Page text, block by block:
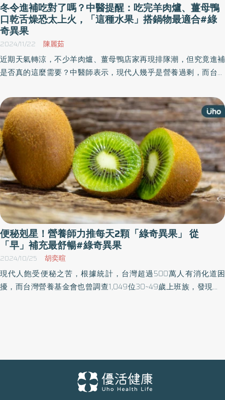
冬令進補吃對了嗎？中醫提醒：吃完羊肉爐、薑母鴨
口乾舌燥恐太上火，「這種水果」搭鍋物最適合#綠
奇異果
2024/11/22 陳麗茹
近期天氣轉涼，不少羊肉爐、薑母鴨店家再現排隊潮，但究竟進補
是否真的這麼需要？中醫師表示，現代人幾乎是營養過剩，而台灣
消化不良、便秘等「上火」症狀，吃補應適時搭配富含酵素的水果
來平衡腸胃道環境，才是比較好的保健觀念。 翰鳴堂中醫診所周宗
翰中醫師表示，近期氣候忽冷忽熱，最直接的影響就是消化液無法
有效分泌使消化系統作用變得緩慢，不少敏感的人已經有腸胃不適
現象出現便秘或腸躁等消化問題，以中醫角度來說就是「脾胃不
和」。 9成現代人都不需過度進補 周宗翰中醫師指出，現代人其實
營養都算足夠，9成人幾乎是不用補的，反而因為平時已經高油、高
鹽，但卻缺乏膳食纖維，又因忙碌生活熬夜、缺乏運動，再去吃補
反而會產生「外寒內熱」的體質變化。 周宗翰中醫師說明，門診不
管是上班族、女性月經調理、更年期或是學生，只要是壓力大、睡
眠不足的狀態，幾乎7成都是虛火伴隨實火的體質，若過度進補，女
性有經痛的恐怕會更明顯，有些則會長痘痘、口乾舌燥等，這都是
上火的表現；特別是女性如果經常出現自律神經失調、神經長期處
於亢奮、慢性勞損的氣滯氣血兩虛、飲食不當造成的身體慢性發
炎，或是有子宮肌瘤肌腺症等，更不宜隨意進補。 不過，天涼總想
來個鍋物暖暖身，周宗翰中醫師說明，只要以「平補滋陰」為原
富含酵素與膳食纖維，1天2顆維持腸胃平衡狀態 周宗翰中醫師說
明，特別是綠奇異果因富含奇異酵素，能幫助蛋白質快速分解，減
輕腸胃負擔。此外，其豐富的維他命C，具有很好的抗氧化效果，減
便秘剋星！營養師力推每天2顆「綠奇異果」 從
「早」補充最舒暢#綠奇異果
2024/10/25 胡奕暄
現代人飽受便秘之苦，根據統計，台灣超過500萬人有消化道困
擾，而台灣營養基金會也曾調查1,049位30~49歲上班族，發現近5
性 天然食物有助溫和緩解便秘 孫語霙營養師指出，一天排便3次，
到3天排便一次都可說是正常。倘若每週排便低於3次，或排便過程